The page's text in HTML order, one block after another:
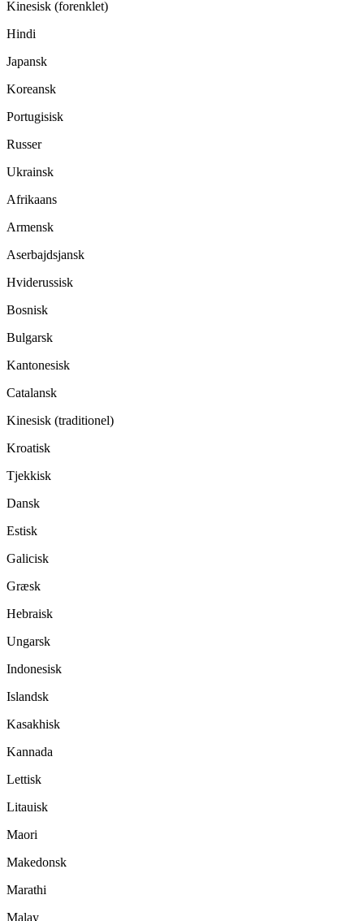
Kinesisk (forenklet)
Hindi
Japansk
Koreansk
Portugisisk
Russer
Ukrainsk
Afrikaans
Armensk
Aserbajdsjansk
Hviderussisk
Bosnisk
Bulgarsk
Kantonesisk
Catalansk
Kinesisk (traditionel)
Kroatisk
Tjekkisk
Dansk
Estisk
Galicisk
Græsk
Hebraisk
Ungarsk
Indonesisk
Islandsk
Kasakhisk
Kannada
Lettisk
Litauisk
Maori
Makedonsk
Marathi
Malay